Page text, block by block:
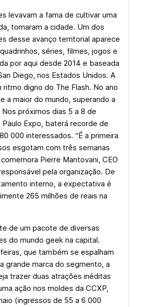
levavam a fama de cultivar uma
tomaram a cidade. Um dos
desse avanço territorial aparece
séries, filmes, jogos e
por aqui desde 2014 e baseada
Diego, nos Estados Unidos. A
digno do The Flash. No ano
a maior do mundo, superando a
Nos próximos dias 5 a 8 de
Expo, baterá recorde de
000 interessados. “É a primeira
esgotam com três semanas
Pierre Mantovani, CEO
pela organização. De
interno, a expectativa é
265 milhões de reais na
de um pacote de diversas
do mundo geek na capital.
que também se espalham
grande marca do segmento, a
trazer duas atrações inéditas
ação nos moldes da CCXP,
(ingressos de 55 a 6 000